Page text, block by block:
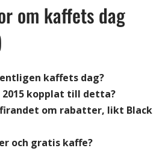
om kaffets dag
kaffets dag?
kopplat till detta?
om rabatter, likt Black
och gratis kaffe?